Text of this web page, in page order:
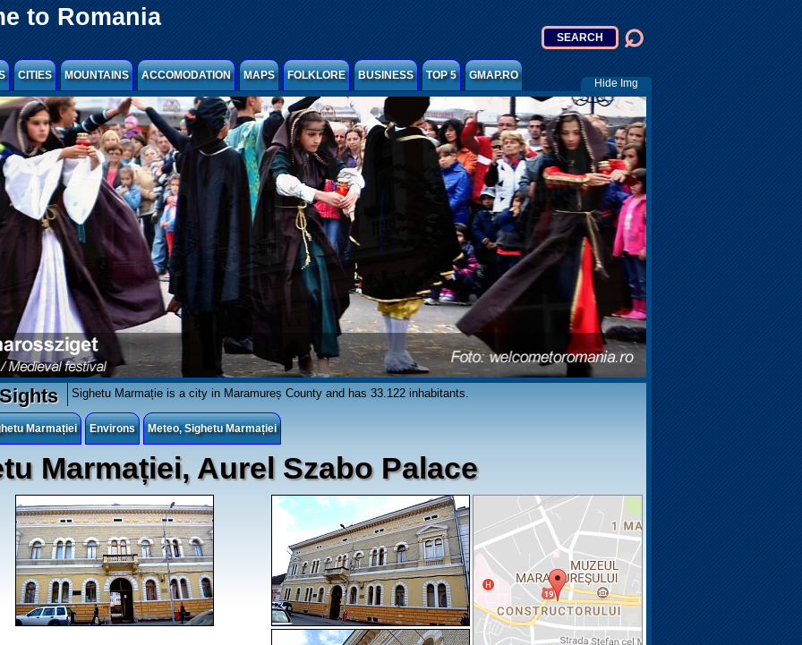
to Romania
CITIES MOUNTAINS ACCOMODATION MAPS FOLKLORE BUSINESS TOP 5 GMAP.RO
Hide Img
Sighetu Marmație is a city in Maramureș County and has 33.122 inhabitants.
Marmației Environs Meteo, Sighetu Marmației
Marmației, Aurel Szabo Palace